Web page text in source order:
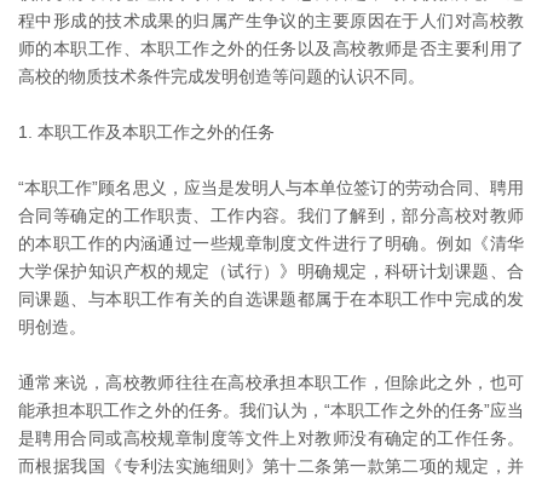
程中形成的技术成果的归属产生争议的主要原因在于人们对高校教
师的本职工作、本职工作之外的任务以及高校教师是否主要利用了
高校的物质技术条件完成发明创造等问题的认识不同。
1. 本职工作及本职工作之外的任务
“本职工作”顾名思义，应当是发明人与本单位签订的劳动合同、聘用
合同等确定的工作职责、工作内容。我们了解到，部分高校对教师
的本职工作的内涵通过一些规章制度文件进行了明确。例如《清华
大学保护知识产权的规定（试行）》明确规定，科研计划课题、合
同课题、与本职工作有关的自选课题都属于在本职工作中完成的发
明创造。
通常来说，高校教师往往在高校承担本职工作，但除此之外，也可
能承担本职工作之外的任务。我们认为，“本职工作之外的任务”应当
是聘用合同或高校规章制度等文件上对教师没有确定的工作任务。
而根据我国《专利法实施细则》第十二条第一款第二项的规定，并